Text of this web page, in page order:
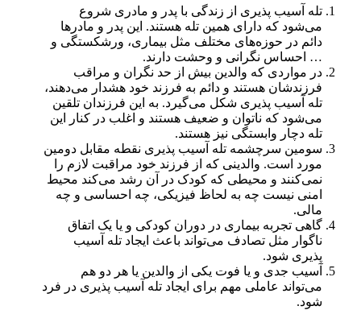
تله آسیب پذیری از زندگی با پدر و مادری شروع
می‌شود که دارای همین تله هستند. این پدر و مادرها
دائم در حوزه‌های مختلف مثل بیماری، ورشکستگی و
… احساس نگرانی و وحشت دارند.
در مواردی که والدین بیش از حد نگران و مراقب
فرزندشان هستند و دائم به فرزند خود هشدار می‌دهند،
تله آسیب پذیری شکل می‌گیرد. به این فرزندان تلقین
می‌شود که ناتوان و ضعیف هستند و اغلب در کنار این
تله دچار وابستگی نیز هستند.
سومین سرچشمه تله آسیب پذیری نقطه مقابل دومین
مورد است. والدینی که از فرزند خود مراقبت لازم را
نمی‌کنند و محیطی که کودک در آن رشد می‌کند محیط
امنی نیست چه به لحاظ فیزیکی، چه احساسی و چه
مالی.
گاهی تجربه بیماری در دوران کودکی و یا یک اتفاق
ناگوار مثل تصادف می‌تواند باعث ایجاد تله آسیب
پذیری شود.
آسیب جدی و یا فوت یکی از والدین یا هر دو هم
می‌تواند عاملی مهم برای ایجاد تله آسیب پذیری در فرد
شود.